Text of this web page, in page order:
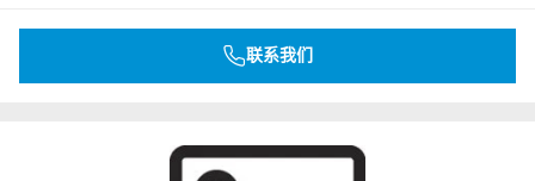
联系我们